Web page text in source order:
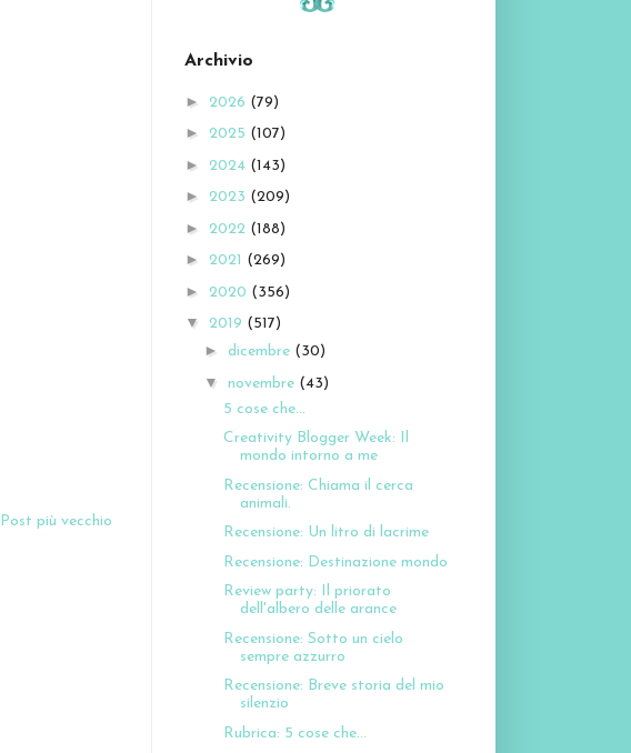
Post più vecchio
Archivio
► 2026 (79)
► 2025 (107)
► 2024 (143)
► 2023 (209)
► 2022 (188)
► 2021 (269)
► 2020 (356)
▼ 2019 (517)
► dicembre (30)
▼ novembre (43)
5 cose che...
Creativity Blogger Week: Il
mondo intorno a me
Recensione: Chiama il cerca
animali.
Recensione: Un litro di lacrime
Recensione: Destinazione mondo
Review party: Il priorato
dell'albero delle arance
Recensione: Sotto un cielo
sempre azzurro
Recensione: Breve storia del mio
silenzio
Rubrica: 5 cose che...